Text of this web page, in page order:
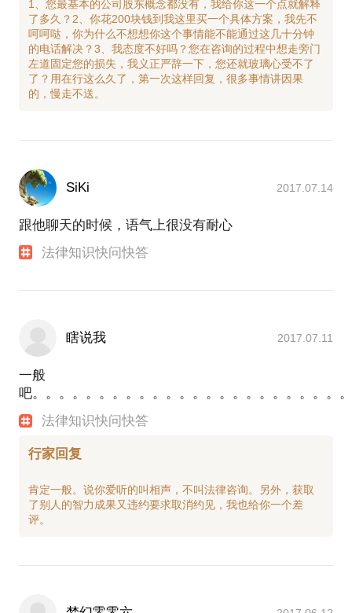
1、您最基本的公司股东概念都没有，我给你这一个点就解释
了多久？2、你花200块钱到我这里买一个具体方案，我先不
呵呵哒，你为什么不想想你这个事情能不能通过这几十分钟
的电话解决？3、我态度不好吗？您在咨询的过程中想走旁门
左道固定您的损失，我义正严辞一下，您还就玻璃心受不了
了？用在行这么久了，第一次这样回复，很多事情讲因果
SiKi 2017.07.14
跟他聊天的时候，语气上很没有耐心
法律知识快问快答
瞎说我 2017.07.11
一般
吧。。。。。。。。。。。。。。。。。。。。。。。
法律知识快问快答
行家回复
肯定一般。说你爱听的叫相声，不叫法律咨询。另外，获取
了别人的智力成果又违约要求取消约见，我也给你一个差